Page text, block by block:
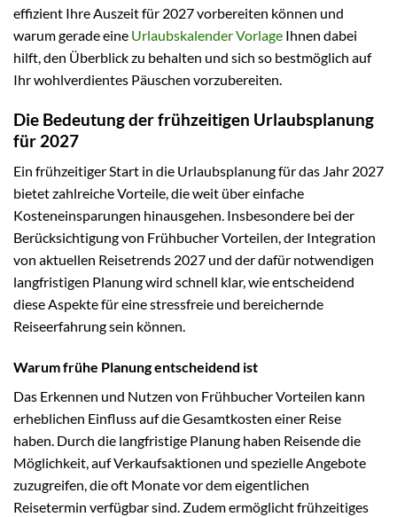
effizient Ihre Auszeit für 2027 vorbereiten können und
warum gerade eine Urlaubskalender Vorlage Ihnen dabei
hilft, den Überblick zu behalten und sich so bestmöglich auf
Ihr wohlverdientes Päuschen vorzubereiten.
Die Bedeutung der frühzeitigen Urlaubsplanung
für 2027
Ein frühzeitiger Start in die Urlaubsplanung für das Jahr 2027
bietet zahlreiche Vorteile, die weit über einfache
Kosteneinsparungen hinausgehen. Insbesondere bei der
Berücksichtigung von Frühbucher Vorteilen, der Integration
von aktuellen Reisetrends 2027 und der dafür notwendigen
langfristigen Planung wird schnell klar, wie entscheidend
diese Aspekte für eine stressfreie und bereichernde
Reiseerfahrung sein können.
Warum frühe Planung entscheidend ist
Das Erkennen und Nutzen von Frühbucher Vorteilen kann
erheblichen Einfluss auf die Gesamtkosten einer Reise
haben. Durch die langfristige Planung haben Reisende die
Möglichkeit, auf Verkaufsaktionen und spezielle Angebote
zuzugreifen, die oft Monate vor dem eigentlichen
Reisetermin verfügbar sind. Zudem ermöglicht frühzeitiges